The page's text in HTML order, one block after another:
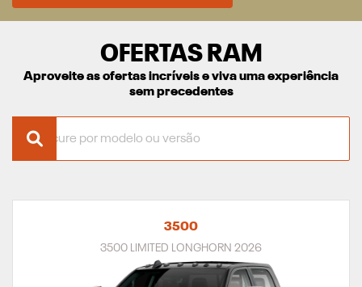
OFERTAS RAM
Aproveite as ofertas incríveis e viva uma experiência
sem precedentes
3500
3500 LIMITED LONGHORN 2026